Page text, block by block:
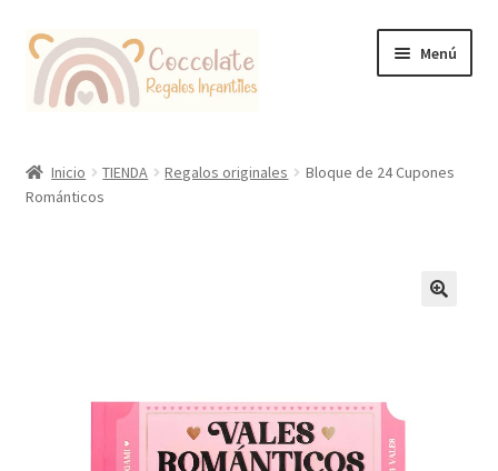
Ir
la
Ir
contenido
Menú
Coccolate Puericultura y Juguetería Educativa
Inicio TIENDA Regalos originales
Bloque de 24 Cupones
Románticos